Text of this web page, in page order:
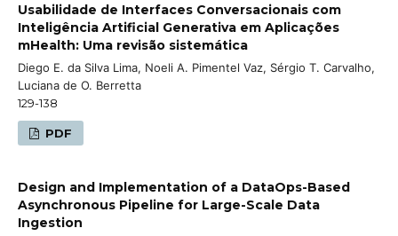
Usabilidade de Interfaces Conversacionais com
Inteligência Artificial Generativa em Aplicações
mHealth: Uma revisão sistemática
Diego E. da Silva Lima, Noeli A. Pimentel Vaz, Sérgio T. Carvalho,
Luciana de O. Berretta
129-138
PDF
Design and Implementation of a DataOps-Based
Asynchronous Pipeline for Large-Scale Data
Ingestion